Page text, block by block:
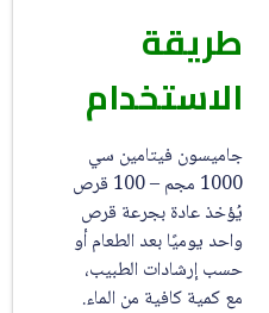
طريقة
الاستخدام
فيتامين سي
1000 مجم – 100 قرص
عادة بجرعة قرص
يوميًا بعد الطعام أو
إرشادات الطبيب،
كمية كافية من الماء.